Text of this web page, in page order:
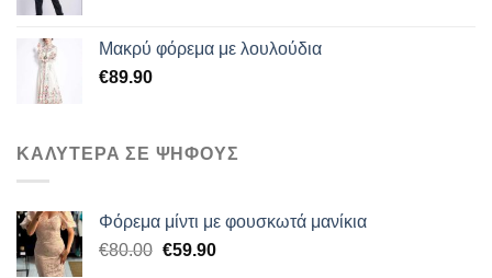
€60.00. είναι:
Μακρύ φόρεμα με λουλούδια
€89.90
ΚΑΛΥΤΕΡΑ ΣΕ ΨΗΦΟΥΣ
Φόρεμα μίντι με φουσκωτά μανίκια
€80.00 Original
€59.90Η